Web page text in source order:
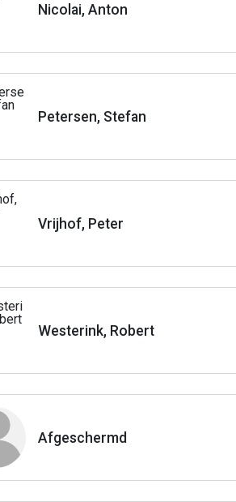
Nicolai, Anton
Petersen, Stefan
Vrijhof, Peter
Westerink, Robert
Afgeschermd